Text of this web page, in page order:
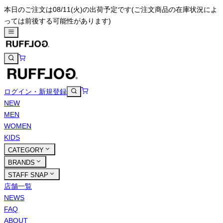
本日のご注文は08/11(火)の出荷予定です(ご注文商品の在庫状況によ
っては前後する可能性があります)
ログイン・新規登録
NEW
MEN
WOMEN
KIDS
CATEGORY
BRANDS
STAFF SNAP
店舗一覧
NEWS
FAQ
ABOUT